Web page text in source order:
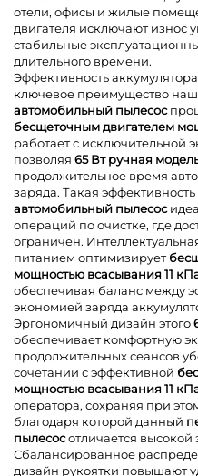
отели, офисы и жилые
двигателя исключают износ
стабильные
длительного времени.
Эффективность
ключевое преимущество
автомобильный пылесос
бесщеточным двигателем
работает с исключительной
позволяя 65 Вт ручная
продолжительное время
заряда. Такая эффективность
автомобильный пылесос
операций по очистке, где
ограничен.
питанием оптимизирует
мощностью всасывания 11
обеспечивая баланс между
экономией заряда
Эргономичный дизайн этого
обеспечивает комфортную
продолжительных сеансов
сочетании с эффективной
мощностью всасывания 11
оператора, сохраняя при
благодаря которой данный
пылесосотличается высокой
Сбалансированное
дизайн рукоятки повышают